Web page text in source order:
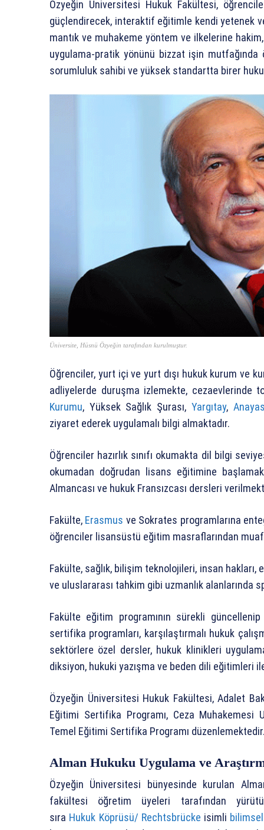
Özyeğin Üniversitesi Hukuk Fakültesi,
güçlendirecek, interaktif eğitimle kendi yetenek
mantık ve muhakeme yöntem ve ilkelerine
uygulama-pratik yönünü bizzat işin mutfağında
sorumluluk sahibi ve yüksek standartta birer
Üniversite, Hüsnü Özyeğin tarafından kurulmuştur.
Öğrenciler, yurt içi ve yurt dışı hukuk kurum ve
adliyelerde duruşma izlemekte,
Kurumu, Yüksek Sağlık Şurası, Yargıtay,
ziyaret ederek uygulamalı bilgi almaktadır.
Öğrenciler hazırlık sınıfı okumakta dil bilgi
okumadan doğrudan lisans eğitimine
Almancası ve hukuk Fransızcası dersleri
Fakülte, Erasmus ve Sokrates programlarına
öğrenciler lisansüstü eğitim masraflarından
Fakülte, sağlık, bilişim teknolojileri, insan hakları,
ve uluslararası tahkim gibi uzmanlık alanlarında
Fakülte eğitim programının sürekli
sertifika programları, karşılaştırmalı hukuk
sektörlere özel dersler, hukuk klinikleri
diksiyon, hukuki yazışma ve beden dili eğitimleri
Özyeğin Üniversitesi Hukuk Fakültesi, Adalet
Eğitimi Sertifika Programı, Ceza Muhakemesi
Temel Eğitimi Sertifika Programı
Alman Hukuku Uygulama ve
Özyeğin Üniversitesi bünyesinde kurulan
fakültesi öğretim üyeleri tarafından
sıra Hukuk Köprüsü/ Rechtsbrücke isimli